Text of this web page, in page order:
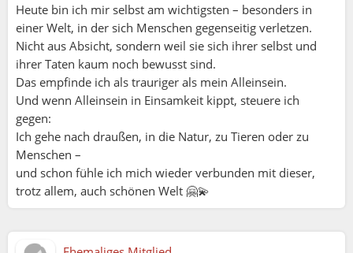
Heute bin ich mir selbst am wichtigsten – besonders in
einer Welt, in der sich Menschen gegenseitig verletzen.
Nicht aus Absicht, sondern weil sie sich ihrer selbst und
ihrer Taten kaum noch bewusst sind.
Das empfinde ich als trauriger als mein Alleinsein.
Und wenn Alleinsein in Einsamkeit kippt, steuere ich
gegen:
Ich gehe nach draußen, in die Natur, zu Tieren oder zu
Menschen –
und schon fühle ich mich wieder verbunden mit dieser,
trotz allem, auch schönen Welt 🤗💫